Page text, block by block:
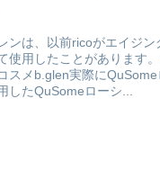
ンは、以前ricoがエイジ
使用したことがあります
スメb.glen実際に
したQuSomeローシ...